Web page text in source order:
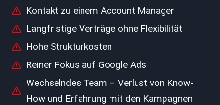
Kontakt zu einem Account Manager
Langfristige Verträge ohne Flexibilität
Hohe Strukturkosten
Reiner Fokus auf Google Ads
Wechselndes Team – Verlust von Know-
How und Erfahrung mit den Kampagnen